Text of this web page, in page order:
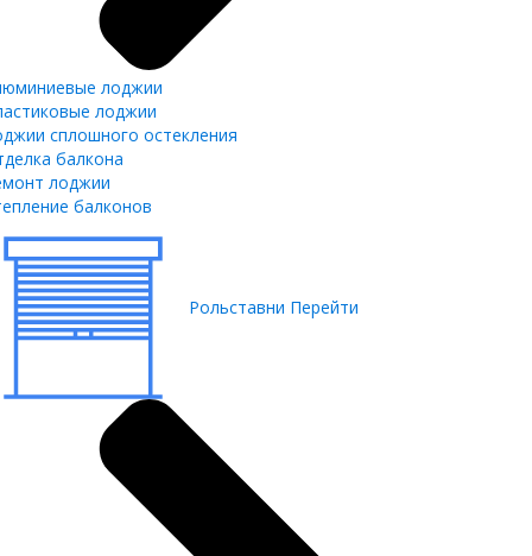
лоджии
лоджии
сплошного остекления
балкона
лоджии
балконов
Рольставни Перейти